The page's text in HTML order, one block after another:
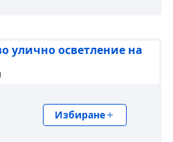
улично осветление на
Избиране